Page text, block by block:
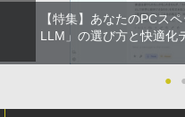
ONE
クス
￥594
【特集】あなたのPCス
LLM」の選び方と快適化
●